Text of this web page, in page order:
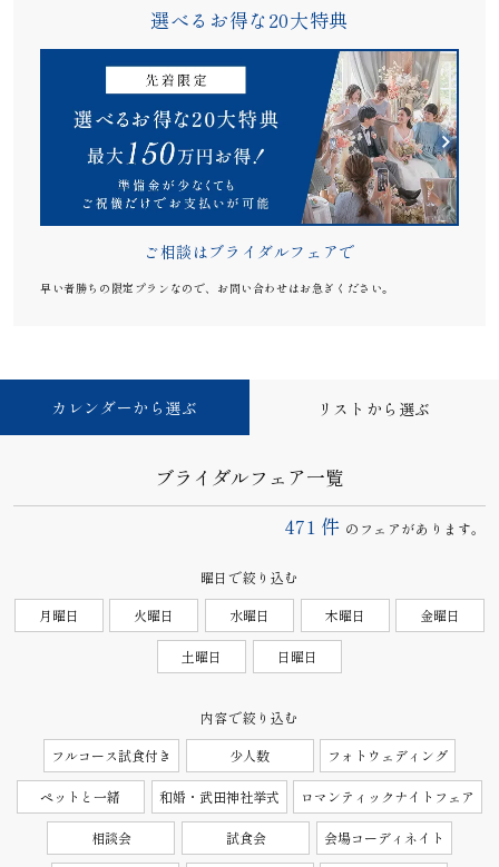
選べるお得な20大特典
ご相談はブライダルフェアで
早い者勝ちの限定プランなので、お問い合わせはお急ぎください。
カレンダーから選ぶ リストから選ぶ
ブライダルフェア一覧
471 件 のフェアがあります。
曜日で絞り込む
月曜日
火曜日 水曜日 木曜日 金曜日
土曜日 日曜日
内容で絞り込む
フルコース試食付き
少人数 フォトウェディング
ペットと一緒 和婚・武田神社挙式 ロマンティックナイトフェア
相談会 試食会 会場コーディネイト